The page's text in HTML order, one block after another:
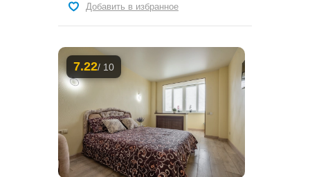
Добавить в избранное
7.22/ 10